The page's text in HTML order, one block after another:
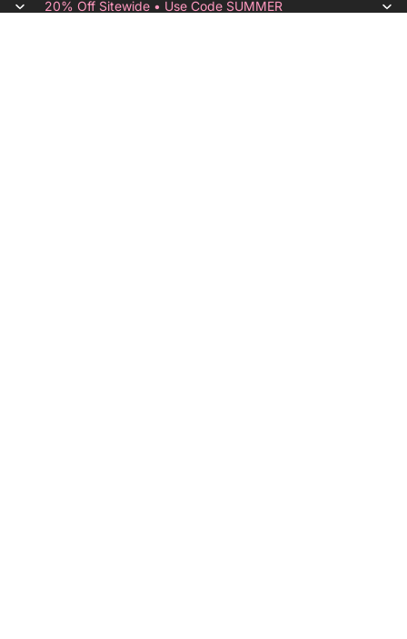
20% Off Sitewide • Use Code SUMMER